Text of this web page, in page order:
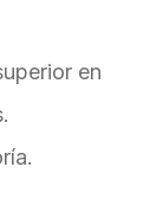
en